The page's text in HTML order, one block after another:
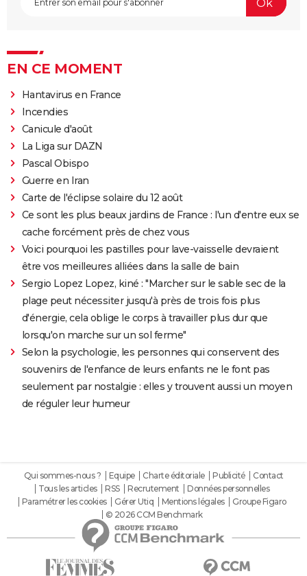
EN CE MOMENT
Hantavirus en France
Incendies
Canicule d'août
La Liga sur DAZN
Pascal Obispo
Guerre en Iran
Carte de l'éclipse solaire du 12 août
Ce sont les plus beaux jardins de France : l'un d'entre eux se
cache forcément près de chez vous
Voici pourquoi les pastilles pour lave-vaisselle devraient
être vos meilleures alliées dans la salle de bain
Sergio Lopez Lopez, kiné : "Marcher sur le sable sec de la
plage peut nécessiter jusqu'à près de trois fois plus
d'énergie, cela oblige le corps à travailler plus dur que
lorsqu'on marche sur un sol ferme"
Selon la psychologie, les personnes qui conservent des
souvenirs de l'enfance de leurs enfants ne le font pas
seulement par nostalgie : elles y trouvent aussi un moyen
de réguler leur humeur
Qui sommes-nous ? Equipe Charte éditoriale Publicité
Contact
Tous les articles
RSS Recrutement
Données personnelles
Paramétrer les cookies
Gérer Utiq Mentions légales
Groupe Figaro
© 2026 CCM Benchmark